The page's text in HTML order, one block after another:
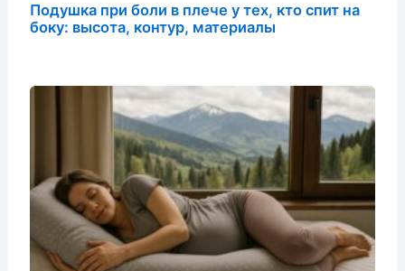
Подушка при боли в плече у тех, кто спит на
боку: высота, контур, материалы